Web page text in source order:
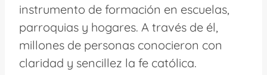
instrumento de formación en escuelas,
parroquias y hogares. A través de él,
millones de personas conocieron con
claridad y sencillez la fe católica.